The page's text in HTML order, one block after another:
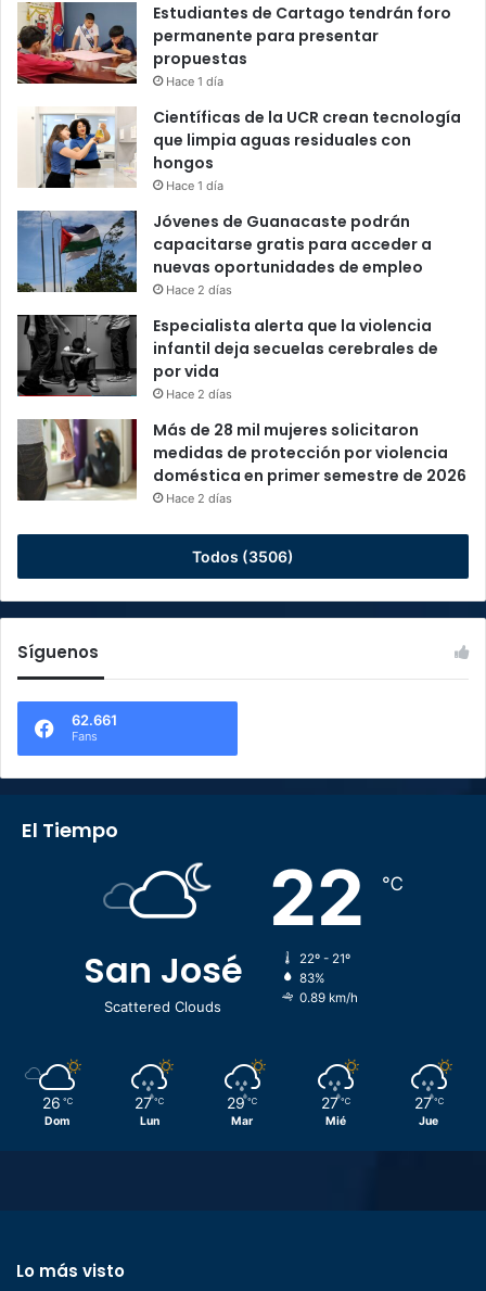
Estudiantes de Cartago tendrán foro
permanente para presentar
propuestas
Hace 1 día
Científicas de la UCR crean tecnología
que limpia aguas residuales con
hongos
Hace 1 día
Jóvenes de Guanacaste podrán
capacitarse gratis para acceder a
nuevas oportunidades de empleo
Hace 2 días
Especialista alerta que la violencia
infantil deja secuelas cerebrales de
por vida
Hace 2 días
Más de 28 mil mujeres solicitaron
medidas de protección por violencia
doméstica en primer semestre de 2026
Hace 2 días
Todos (3506)
Síguenos
62.661
Fans
El Tiempo
San José
Scattered Clouds
22 ℃
22º - 21º
83%
0.89 km/h
26 ℃
Dom
27 ℃
Lun
29 ℃
Mar
27 ℃
Mié
27 ℃
Jue
Lo más visto